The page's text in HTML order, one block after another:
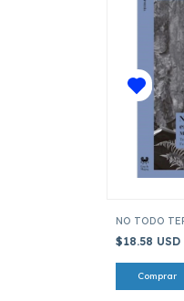
NO TODO
$18.58 USD